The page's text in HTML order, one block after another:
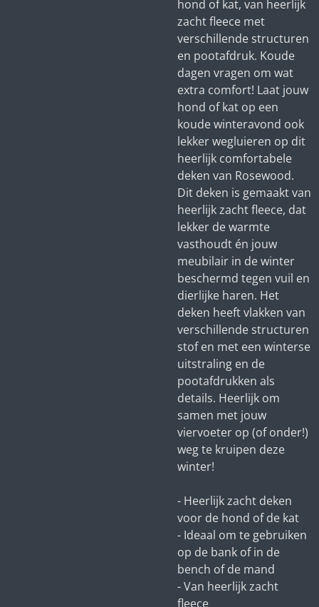
hond of kat, van heerlijk
zacht fleece met
verschillende structuren
en pootafdruk. Koude
dagen vragen om wat
extra comfort! Laat jouw
hond of kat op een
koude winteravond ook
lekker wegluieren op dit
heerlijk comfortabele
deken van Rosewood.
Dit deken is gemaakt van
heerlijk zacht fleece, dat
lekker de warmte
vasthoudt én jouw
meubilair in de winter
beschermd tegen vuil en
dierlijke haren. Het
deken heeft vlakken van
verschillende structuren
stof en met een winterse
uitstraling en de
pootafdrukken als
details. Heerlijk om
samen met jouw
viervoeter op (of onder!)
weg te kruipen deze
winter!
- Heerlijk zacht deken
voor de hond of de kat
- Ideaal om te gebruiken
op de bank of in de
bench of de mand
- Van heerlijk zacht
fleece